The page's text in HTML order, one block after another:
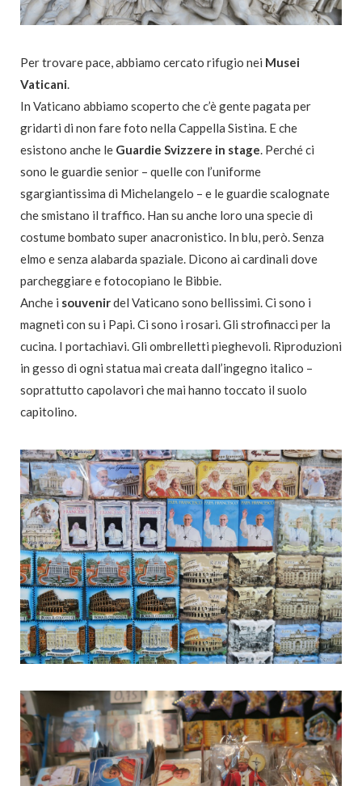
Per trovare pace, abbiamo cercato rifugio nei Musei
Vaticani.
In Vaticano abbiamo scoperto che c’è gente pagata per
gridarti di non fare foto nella Cappella Sistina. E che
esistono anche le Guardie Svizzere in stage. Perché ci
sono le guardie senior – quelle con l’uniforme
sgargiantissima di Michelangelo – e le guardie scalognate
che smistano il traffico. Han su anche loro una specie di
costume bombato super anacronistico. In blu, però. Senza
elmo e senza alabarda spaziale. Dicono ai cardinali dove
parcheggiare e fotocopiano le Bibbie.
Anche i souvenirdel Vaticano sono bellissimi. Ci sono i
magneti con su i Papi. Ci sono i rosari. Gli strofinacci per la
cucina. I portachiavi. Gli ombrelletti pieghevoli. Riproduzioni
in gesso di ogni statua mai creata dall’ingegno italico –
soprattutto capolavori che mai hanno toccato il suolo
capitolino.